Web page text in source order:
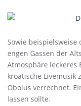
Sowie
engen Gassen der
Atmosphäre leckeres
kroatische Livemusik
Obolus verrechnet.
lassen sollte.